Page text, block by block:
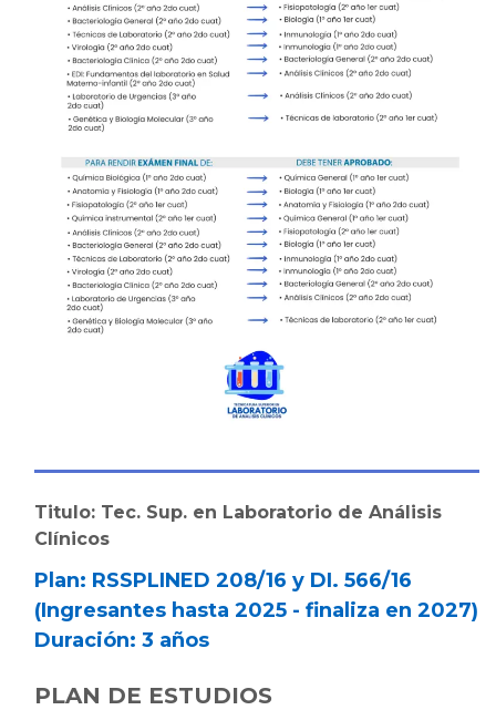
Titulo: Tec. Sup. en Laboratorio de Análisis
Clínicos
Plan: RSSPLINED 208/16 y DI. 566/16
(Ingresantes hasta 2025 - finaliza en 2027)
Duración: 3 años
PLAN DE ESTUDIOS